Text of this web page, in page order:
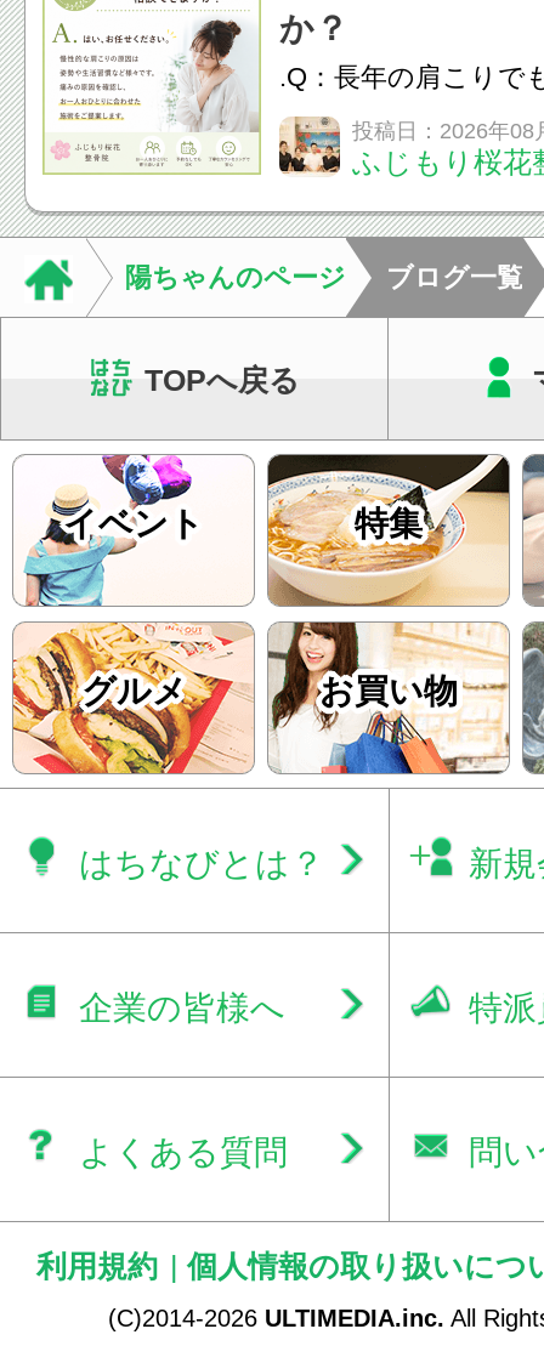
か？
.Q：長年の肩こりで
か？A：はい、お任
性的な肩こりの原因
慣など様々です。痛
し、お一人おひとり
をご提案します。.#
投稿日：2026年08
ふじもり桜花
陽ちゃんのページ ブログ一覧
TOPへ戻る
イベント 特集
グルメ お買い物
はちなびとは？ 新
企業の皆様へ 特
よくある質問 問
利用規約 | 個人情報の取り扱いにつ
(C)2014-2026 ULTIMEDIA.inc. All